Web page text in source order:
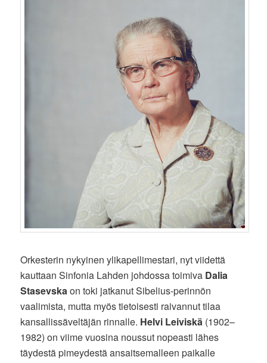
Orkesterin nykyinen ylikapellimestari, nyt viidettä
kauttaan Sinfonia Lahden johdossa toimiva Dalia
Stasevskaon toki jatkanut Sibelius-perinnön
vaalimista, mutta myös tietoisesti raivannut tilaa
kansallissäveltäjän rinnalle. Helvi Leiviskä (1902–
1982) on viime vuosina noussut nopeasti lähes
täydestä pimeydestä ansaitsemalleen paikalle